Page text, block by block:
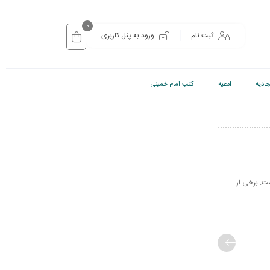
ثبت نام ورود به پنل کاربری
0
ادعیه کتب امام خمینی
برخی از